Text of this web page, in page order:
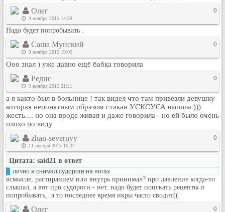
Регистрация
Забыли пароль?
Данные авторизации одинаковые с
сайтом 7ooo.ru
Форумы
Главная
Поиск
Новые сообщения
Беседы
Игры
Кулинария
Физкультура и спорт
Видео и Кино
Авто. Мото.
Космос
Домашние питомцы
Олег
9 ноября 2015 14:39
0
Надо будет попробывать .
Саша Мунский
9 ноября 2015 19:05
0
Ооо знал ) уже давно ещё бабка говорила
Редис
9 ноября 2015 21:21
0
а я както был в больнице ! так видел что там привезли девушку
которая непонятным образом стакан УСКСУСА выпила )))
жесть.... но она вроде живая и даже говорила - но ей было очень
плохо по виду
zhan-severnyy
11 ноября 2015 16:37
0
Цитата: said21 в ответ
лично я снимал судороги на ногах
всмысле, растиранием или внутрь принимал? про давление когда-то
слышал, а вот про судороги - нет. надо будет поискать рецепты и
попробывать,. а то последнее время икры часто сводит((
Олег 0